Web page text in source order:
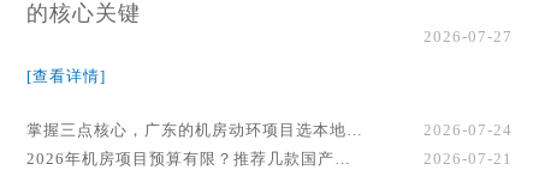
的核心关键
2026-07-27
[查看详情]
掌握三点核心，广东的机房动环项目选本地厂家事半功倍！
2026-07-24
2026年机房项目预算有限？推荐几款国产动环监控系统品牌
2026-07-21